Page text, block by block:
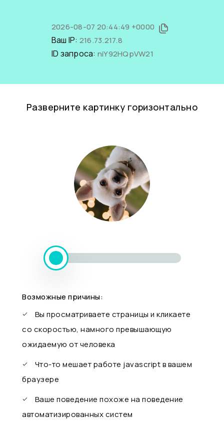
2026-08-07 20:44:49 +0000
Ваш IP: 216.73.217.8
ID запроса: niY92HQpVW21
Разверните картинку горизонтально
Возможные причины:
Вы просматриваете страницы и кликаете
со скоростью, намного превышающую
ожидаемую от человека
Что-то мешает работе javascript в вашем
браузере
Ваше поведение похоже на поведение
автоматизированных систем